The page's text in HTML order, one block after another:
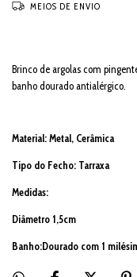
MEIOS DE ENVIO
Brinco de argolas com
banho dourado antialérgico.
Material: Metal, Cerâmica
Tipo do Fecho: Tarraxa
Medidas:
Diâmetro 1,5cm
Banho:Dourado com 1